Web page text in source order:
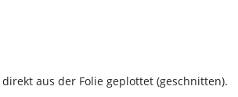
aus der Folie geplottet (geschnitten).